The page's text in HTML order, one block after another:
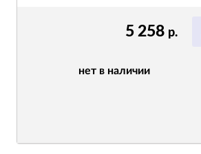
5 258 р.
нет в наличии